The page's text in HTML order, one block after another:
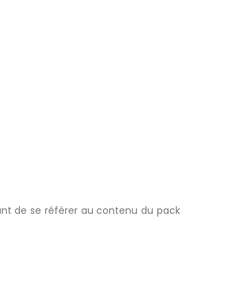
de se référer au contenu du pack